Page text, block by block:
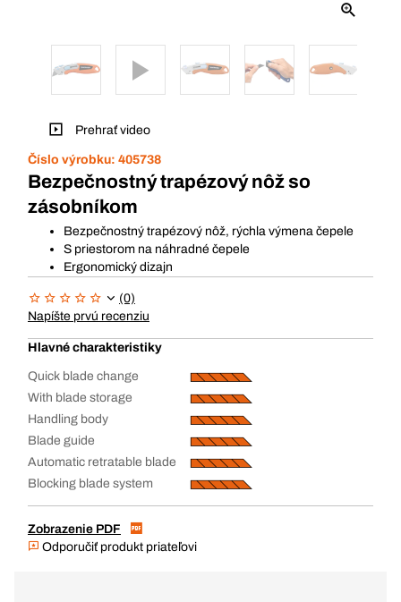
Prehrať video
Číslo výrobku: 405738
Bezpečnostný trapézový nôž so
zásobníkom
Bezpečnostný trapézový nôž, rýchla výmena čepele
S priestorom na náhradné čepele
Ergonomický dizajn
(0)
Napíšte prvú recenziu
Hlavné charakteristiky
Quick blade change
With blade storage
Handling body
Blade guide
Automatic retratable blade
Blocking blade system
Zobrazenie PDF
Odporučiť produkt priateľovi